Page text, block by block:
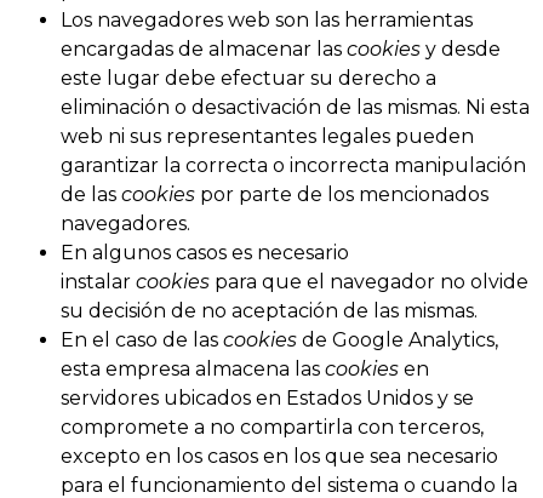
Los navegadores web son las herramientas
encargadas de almacenar las cookies y desde
este lugar debe efectuar su derecho a
eliminación o desactivación de las mismas. Ni esta
web ni sus representantes legales pueden
garantizar la correcta o incorrecta manipulación
de las cookies por parte de los mencionados
navegadores.
En algunos casos es necesario
instalar cookies para que el navegador no olvide
su decisión de no aceptación de las mismas.
En el caso de las cookies de Google Analytics,
esta empresa almacena las cookies en
servidores ubicados en Estados Unidos y se
compromete a no compartirla con terceros,
excepto en los casos en los que sea necesario
para el funcionamiento del sistema o cuando la